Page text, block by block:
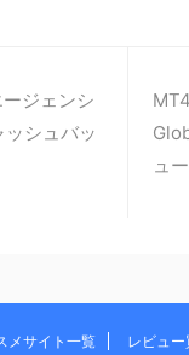
ジェンシ
シュバッ
ュ
メサイト一覧 レビュー